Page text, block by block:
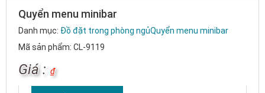
Quyển menu minibar
Danh mục: Đồ đặt trong phòng ngủQuyển menu minibar
Mã sản phẩm: CL-9119
Giá : ₫